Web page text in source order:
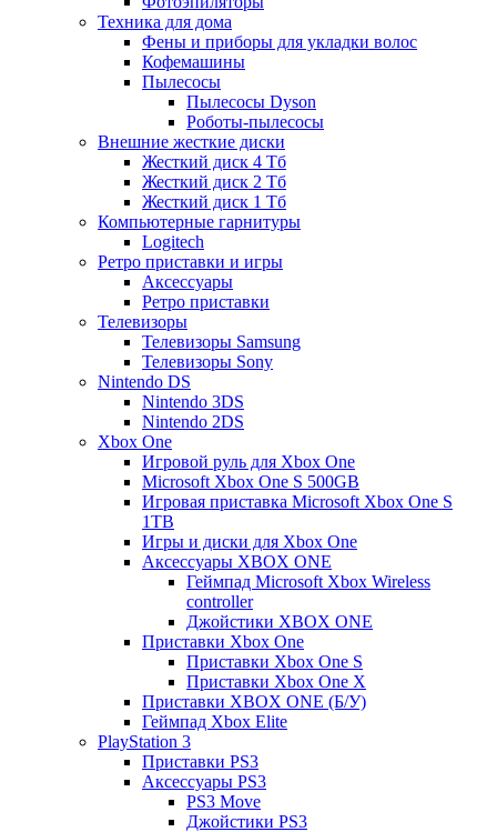
Техника для дома
Фены и приборы для укладки волос
Кофемашины
Пылесосы
Пылесосы Dyson
Роботы-пылесосы
Внешние жесткие диски
Жесткий диск 4 Тб
Жесткий диск 2 Тб
Жесткий диск 1 Тб
Компьютерные гарнитуры
Logitech
Ретро приставки и игры
Аксессуары
Ретро приставки
Телевизоры
Телевизоры Samsung
Телевизоры Sony
Nintendo DS
Nintendo 3DS
Nintendo 2DS
Xbox One
Игровой руль для Xbox One
Microsoft Xbox One S 500GB
Игровая приставка Microsoft Xbox One S
1TB
Игры и диски для Xbox One
Аксессуары XBOX ONE
Геймпад Microsoft Xbox Wireless
controller
Джойстики XBOX ONE
Приставки Xbox One
Приставки Xbox One S
Приставки Xbox One X
Приставки XBOX ONE (Б/У)
Геймпад Xbox Elite
PlayStation 3
Приставки PS3
Аксессуары PS3
PS3 Move
Джойстики PS3